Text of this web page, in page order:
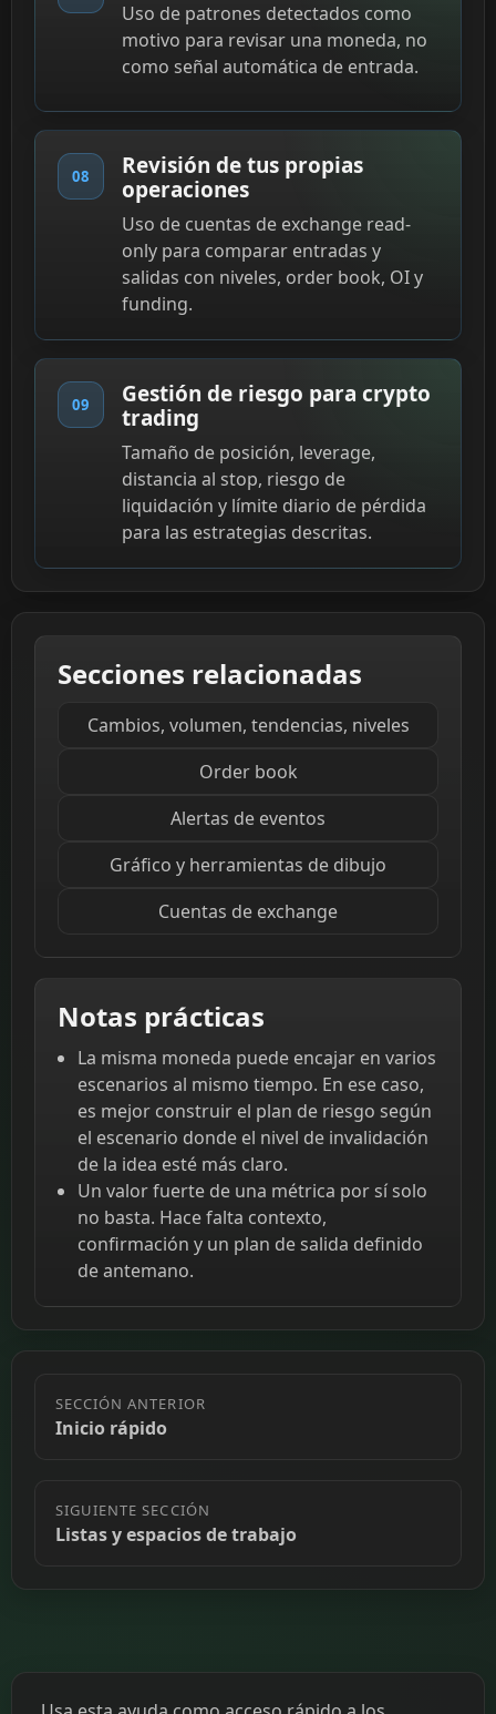
Uso de patrones detectados como
motivo para revisar una moneda, no
como señal automática de entrada.
08
Revisión de tus propias
operaciones
Uso de cuentas de exchange read-
only para comparar entradas y
salidas con niveles, order book, OI y
funding.
09
Gestión de riesgo para crypto
trading
Tamaño de posición, leverage,
distancia al stop, riesgo de
liquidación y límite diario de pérdida
para las estrategias descritas.
Secciones relacionadas
Cambios, volumen, tendencias, niveles
Order book
Alertas de eventos
Gráfico y herramientas de dibujo
Cuentas de exchange
Notas prácticas
La misma moneda puede encajar en varios
escenarios al mismo tiempo. En ese caso,
es mejor construir el plan de riesgo según
el escenario donde el nivel de invalidación
de la idea esté más claro.
Un valor fuerte de una métrica por sí solo
no basta. Hace falta contexto,
confirmación y un plan de salida definido
de antemano.
SECCIÓN ANTERIOR
Inicio rápido
SIGUIENTE SECCIÓN
Listas y espacios de trabajo